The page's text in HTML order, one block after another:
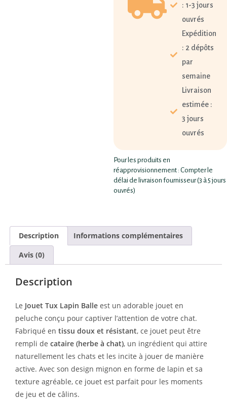
: 1-3 jours
ouvrés
Expédition
: 2 dépôts
par
semaine
Livraison
estimée :
3 jours
ouvrés
Pour les produits en
réapprovisionnement : Compter le
délai de livraison fournisseur (3 à 5 jours
ouvrés)
Description Informations complémentaires
Avis (0)
Description
Le Jouet Tux Lapin Balle est un adorable jouet en
peluche conçu pour captiver l’attention de votre chat.
Fabriqué en tissu doux et résistant, ce jouet peut être
rempli de cataire (herbe à chat), un ingrédient qui attire
naturellement les chats et les incite à jouer de manière
active. Avec son design mignon en forme de lapin et sa
texture agréable, ce jouet est parfait pour les moments
de jeu et de câlins.